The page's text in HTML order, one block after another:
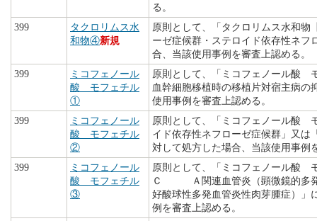
る。
399
タクロリムス水
和物④新規
原則として、「タクロリムス水和物
ーゼ症候群・ステロイド依存性ネフ
合、当該使用事例を審査上認める。
399
ミコフェノール
酸 モフェチル
①
原則として、「ミコフェノール酸
血幹細胞移植時の移植片対宿主病の
使用事例を審査上認める。
399
ミコフェノール
酸 モフェチル
②
原則として、「ミコフェノール酸
イド依存性ネフローゼ症候群」又は
対して処方した場合、当該使用事例
399
ミコフェノール
酸 モフェチル
③
原則として、「ミコフェノール酸
Ｃ Ａ関連血管炎（顕微鏡的多発
好酸球性多発血管炎性肉芽腫症）」
例を審査上認める。